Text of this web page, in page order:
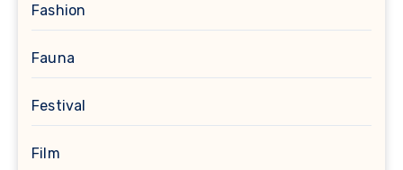
Fashion
Fauna
Festival
Film